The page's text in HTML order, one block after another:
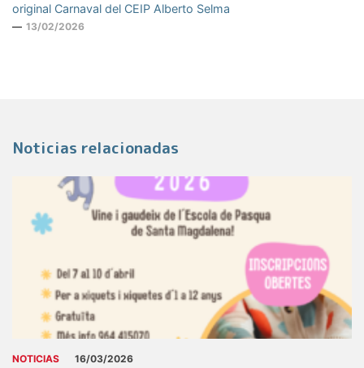
original Carnaval del CEIP Alberto Selma
13/02/2026
Noticias relacionadas
NOTICIAS 16/03/2026